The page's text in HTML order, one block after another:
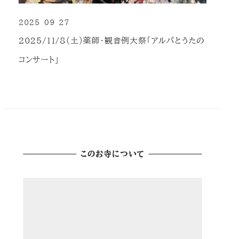
2025/11/8（土）薬師・観音例大祭「アルパとうたの
コンサート」
2025-09-27
このお寺について